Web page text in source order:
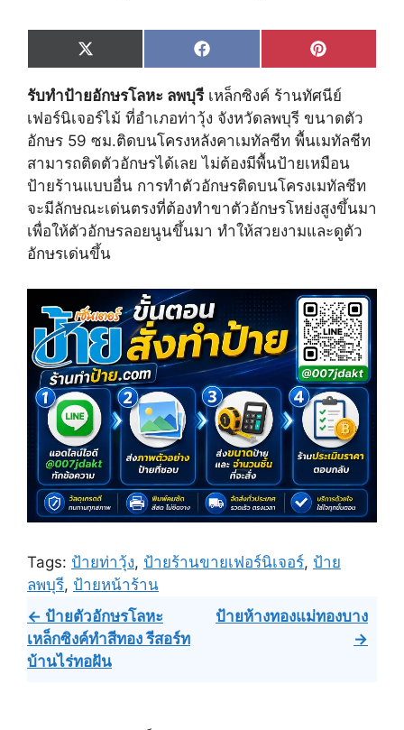
Share
on
X
(
T
w
i
t
e
r
)
Share
on
F
a
e
b
o
o
k
Share
on
P
i
n
t
e
e
s
t
รับทำป้ายอักษรโลหะ ลพบุรีเหล็กซิงค์ ร้านทัศนีย์
เฟอร์นิเจอร์ไม้ ที่อำเภอท่าวุ้ง จังหวัดลพบุรี ขนาดตัว
อักษร 59 ซม.ติดบนโครงหลังคาเมทัลชีท พื้นเมทัลชีท
สามารถติดตัวอักษรได้เลย ไม่ต้องมีพื้นป้ายเหมือน
ป้ายร้านแบบอื่น การทำตัวอักษรติดบนโครงเมทัลชีท
จะมีลักษณะเด่นตรงที่ต้องทำขาตัวอักษรโหย่งสูงขึ้นมา
เพื่อให้ตัวอักษรลอยนูนขึ้นมา ทำให้สวยงามและดูตัว
อักษรเด่นขึ้น
Tags: ป้ายท่าวุ้ง, ป้ายร้านขายเฟอร์นิเจอร์, ป้าย
ลพบุรี, ป้ายหน้าร้าน
Post
navigation
← ป้ายตัวอักษรโลหะ
เหล็กซิงค์ทำสีทอง รีสอร์ท
บ้านไร่ทอฝัน
ป้ายห้างทองแม่ทองบาง
→